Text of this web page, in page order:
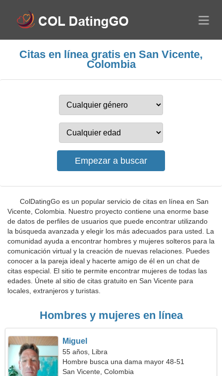
Citas en línea gratis en San Vicente,
Colombia
ColDatingGo es un popular servicio de citas en línea en San
Vicente, Colombia. Nuestro proyecto contiene una enorme base
de datos de perfiles de usuarios que puede encontrar utilizando
la búsqueda avanzada y elegir los más adecuados para usted. La
comunidad ayuda a encontrar hombres y mujeres solteros para la
comunicación virtual y la creación de nuevas relaciones. Puedes
conocer a la pareja ideal y hacerte amigo de él en un chat de
citas especial. El sitio te permite encontrar mujeres de todas las
edades. Únete al sitio de citas gratuito en San Vicente para
locales, extranjeros y turistas.
Hombres y mujeres en línea
Miguel
55 años, Libra
Hombre busca una dama mayor 48-51
San Vicente, Colombia